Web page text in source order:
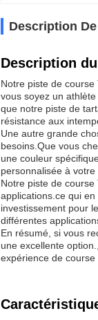
Description
Description
Notre piste de
vous soyez un
que notre piste de
résistance aux
Une autre grande
besoins.Que vous
une couleur
personnalisée à votre
Notre piste de
applications.ce qui
investissement pour
différentes
En résumé, si vous
une excellente
expérience de